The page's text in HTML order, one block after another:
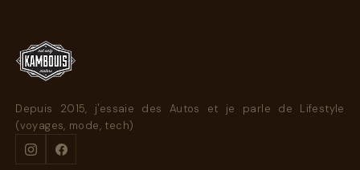
Depuis 2015, j'essaie des Autos et je parle de Lifestyle
(voyages, mode, tech)